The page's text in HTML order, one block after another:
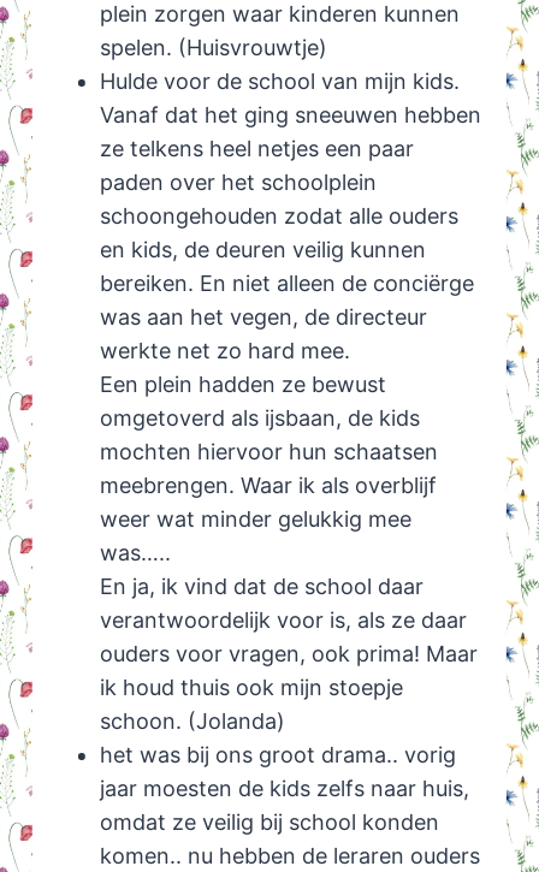
plein zorgen waar kinderen kunnen
spelen. (Huisvrouwtje)
Hulde voor de school van mijn kids.
Vanaf dat het ging sneeuwen hebben
ze telkens heel netjes een paar
paden over het schoolplein
schoongehouden zodat alle ouders
en kids, de deuren veilig kunnen
bereiken. En niet alleen de conciërge
was aan het vegen, de directeur
werkte net zo hard mee.
Een plein hadden ze bewust
omgetoverd als ijsbaan, de kids
mochten hiervoor hun schaatsen
meebrengen. Waar ik als overblijf
weer wat minder gelukkig mee
was…..
En ja, ik vind dat de school daar
verantwoordelijk voor is, als ze daar
ouders voor vragen, ook prima! Maar
ik houd thuis ook mijn stoepje
schoon. (Jolanda)
het was bij ons groot drama.. vorig
jaar moesten de kids zelfs naar huis,
omdat ze veilig bij school konden
komen.. nu hebben de leraren ouders